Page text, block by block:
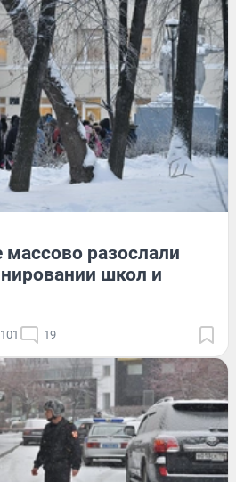
массово разослали
школ и
19